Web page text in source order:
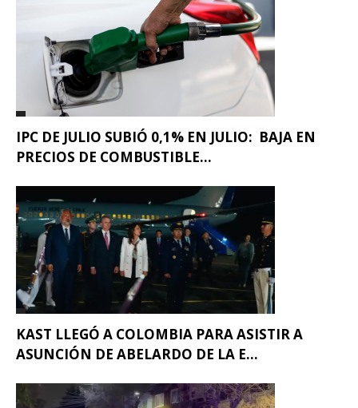
IPC DE JULIO SUBIÓ 0,1% EN JULIO: BAJA EN
PRECIOS DE COMBUSTIBLE...
KAST LLEGÓ A COLOMBIA PARA ASISTIR A
ASUNCIÓN DE ABELARDO DE LA E...